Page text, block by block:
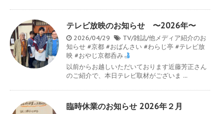
テレビ放映のお知らせ 〜2026年〜
2026/04/29
TV/雑誌/他メディア紹介のお
知らせ #京都 #おばんさい #わらじ亭 #テレビ放
映 #おやじ京都呑み
以前からお越しいただいております近藤芳正さん
のご紹介で、本日テレビ取材がございま ...
臨時休業のお知らせ 2026年２月